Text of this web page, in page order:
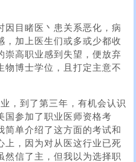
因目睹医丶患关系恶化，病
，加上医生们或多或少都收
崇高职业感到失望，便放弃
物博士学位，且打定主意不
，到了第三年，有机会认识
国参加了职业医师资格考
简单介绍了这方面的考试和
上，因为对从医这行业已死
然信了主，但我以为选择职